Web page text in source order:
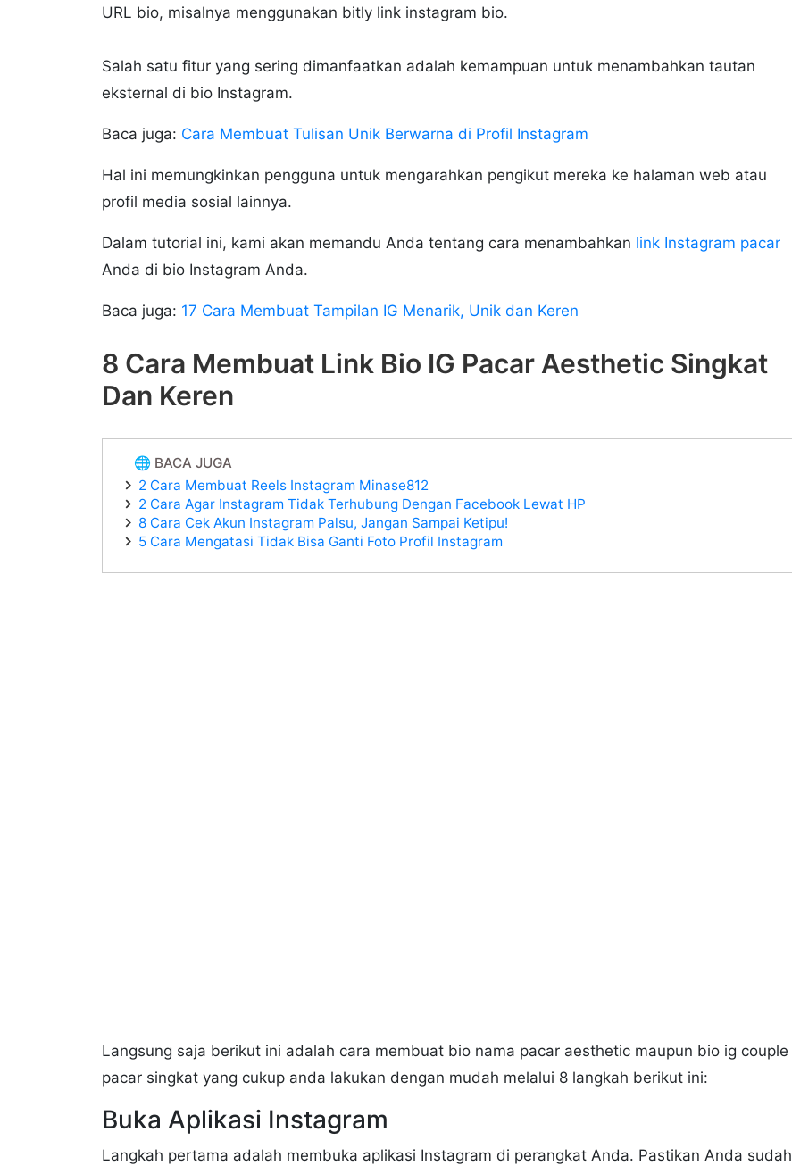
URL bio, misalnya menggunakan bitly link instagram bio.
Salah satu fitur yang sering dimanfaatkan adalah kemampuan untuk menambahkan tautan
eksternal di bio Instagram.
Baca juga: Cara Membuat Tulisan Unik Berwarna di Profil Instagram
Hal ini memungkinkan pengguna untuk mengarahkan pengikut mereka ke halaman web atau
profil media sosial lainnya.
Dalam tutorial ini, kami akan memandu Anda tentang cara menambahkan link Instagram pacar
Anda di bio Instagram Anda.
Baca juga: 17 Cara Membuat Tampilan IG Menarik, Unik dan Keren
8 Cara Membuat Link Bio IG Pacar Aesthetic Singkat
Dan Keren
🌐 BACA JUGA
2 Cara Membuat Reels Instagram Minase812
2 Cara Agar Instagram Tidak Terhubung Dengan Facebook Lewat HP
8 Cara Cek Akun Instagram Palsu, Jangan Sampai Ketipu!
5 Cara Mengatasi Tidak Bisa Ganti Foto Profil Instagram
Langsung saja berikut ini adalah cara membuat bio nama pacar aesthetic maupun bio ig couple
pacar singkat yang cukup anda lakukan dengan mudah melalui 8 langkah berikut ini:
Buka Aplikasi Instagram
Langkah pertama adalah membuka aplikasi Instagram di perangkat Anda. Pastikan Anda sudah